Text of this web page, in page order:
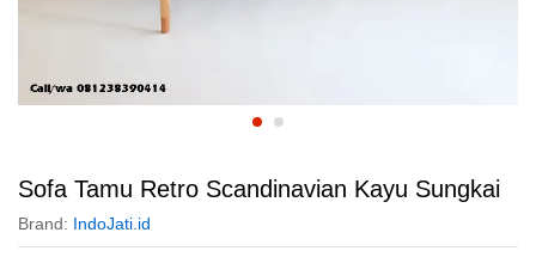
Sofa Tamu Retro Scandinavian Kayu Sungkai
Brand: IndoJati.id